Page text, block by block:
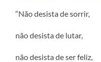
“Não desista de sorrir,
não desista de lutar,
não desista de ser feliz,